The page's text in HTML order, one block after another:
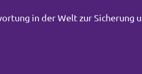
in der Welt zur Sicherung